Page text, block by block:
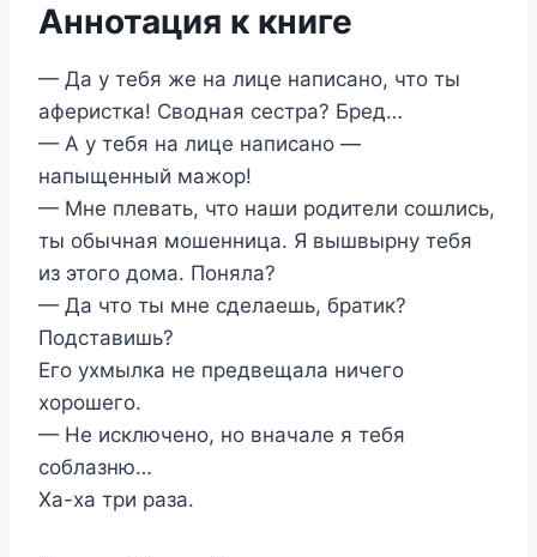
Аннотация к книге
— Да у тебя же на лице написано, что ты
аферистка! Сводная сестра? Бред…
— А у тебя на лице написано —
напыщенный мажор!
— Мне плевать, что наши родители сошлись,
ты обычная мошенница. Я вышвырну тебя
из этого дома. Поняла?
— Да что ты мне сделаешь, братик?
Подставишь?
Его ухмылка не предвещала ничего
хорошего.
— Не исключено, но вначале я тебя
соблазню…
Ха-ха три раза.